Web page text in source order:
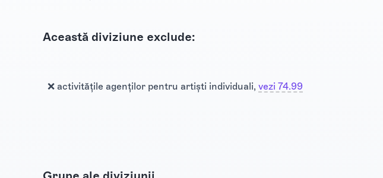
Această diviziune exclude:
❌ activitățile agenților pentru artiști individuali, vezi 74.99